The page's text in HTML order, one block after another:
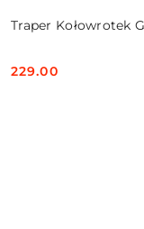
Traper Kołowrotek
Cena:
229.00